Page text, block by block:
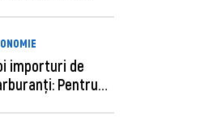
importuri de
Pentru